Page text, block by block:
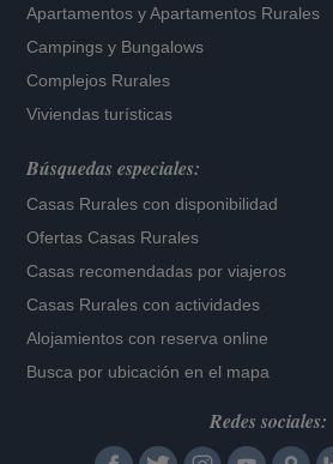
Apartamentos yApartamentos Rurales
Campings y Bungalows
Complejos Rurales
Viviendas turísticas
Búsquedas especiales:
Casas Rurales con disponibilidad
Ofertas Casas Rurales
Casas recomendadas por viajeros
Casas Rurales con actividades
Alojamientos con reserva online
Busca por ubicación en el mapa
Redes sociales: